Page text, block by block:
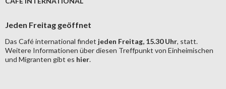
Jeden Freitag geöffnet
Das Café international findet jeden Freitag, 15.30 Uhr, statt.
Weitere Informationen über diesen Treffpunkt von Einheimischen
und Migranten gibt es hier.